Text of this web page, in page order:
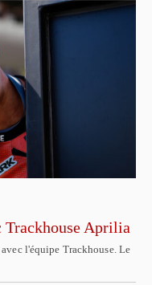
Trackhouse Aprilia
l'équipe Trackhouse. Le